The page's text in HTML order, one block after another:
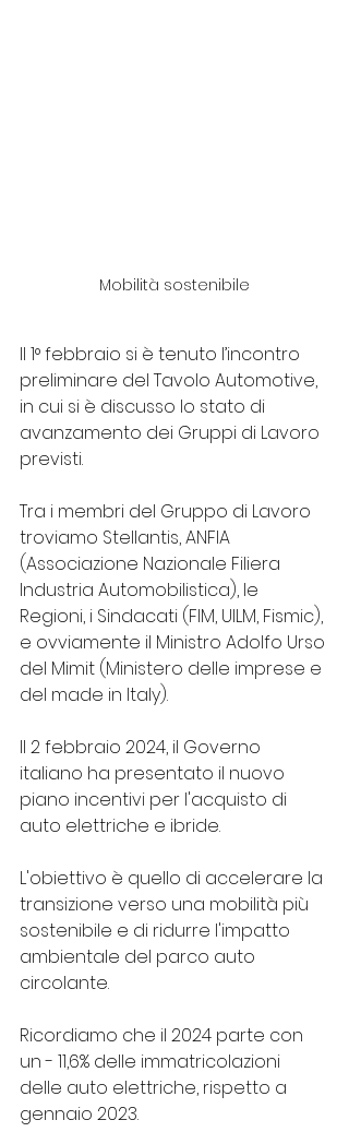
Mobilità sostenibile
Il 1° febbraio si è tenuto l’incontro
preliminare del Tavolo Automotive,
in cui si è discusso lo stato di
avanzamento dei Gruppi di Lavoro
previsti.
Tra i membri del Gruppo di Lavoro
troviamo Stellantis, ANFIA
(Associazione Nazionale Filiera
Industria Automobilistica), le
Regioni, i Sindacati (FIM, UILM, Fismic),
e ovviamente il Ministro Adolfo Urso
del Mimit (Ministero delle imprese e
del made in Italy).
Il 2 febbraio 2024, il Governo
italiano ha presentato il nuovo
piano incentivi per l'acquisto di
auto elettriche e ibride.
L'obiettivo è quello di accelerare la
transizione verso una mobilità più
sostenibile e di ridurre l'impatto
ambientale del parco auto
circolante.
Ricordiamo che il 2024 parte con
un - 11,6% delle immatricolazioni
delle auto elettriche, rispetto a
gennaio 2023.